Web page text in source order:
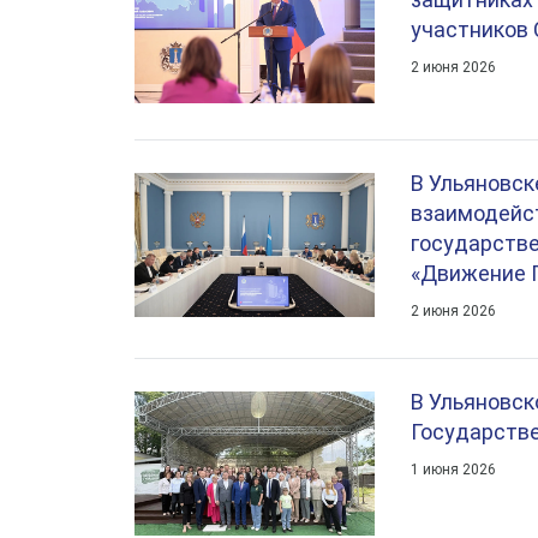
участников
2 июня 2026
В
«Движение
2 июня 2026
В
1 июня 2026